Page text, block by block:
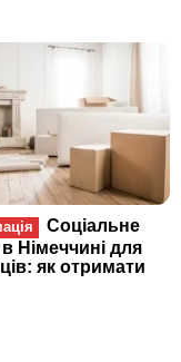
Соціальне
Німеччині для
як отримати